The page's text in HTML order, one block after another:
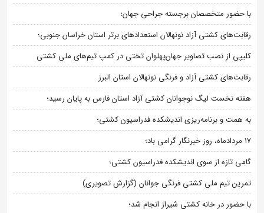
با حضور متخصصان برجسته جراحی جهان؛
رقابت‌های کشتی آزاد نونهالان استعدادهای برتر استان خراسان جنوبی؛
کلیپی از نصب تصاویر جهان‌پهلوان تختی در کمپ تیم‌های ملی کشتی
رقابت‌های کشتی آزاد و فرنگی نونهالان استان البرز
هفته نخست لیگ نوجوانان کشتی آزاد استان فارس به پایان رسید؛
به همت و برنامه‌ریزی اندیشکده فدراسیون کشتی؛
۱۷ مردادماه، روز خبرنگار گرامی باد؛
گامی تازه از سوی اندیشکده فدراسیون کشتی؛
تمرین تیم ملی کشتی فرنگی جوانان (گزارش تصویری)
با حضور در خانه کشتی شیراز انجام شد؛